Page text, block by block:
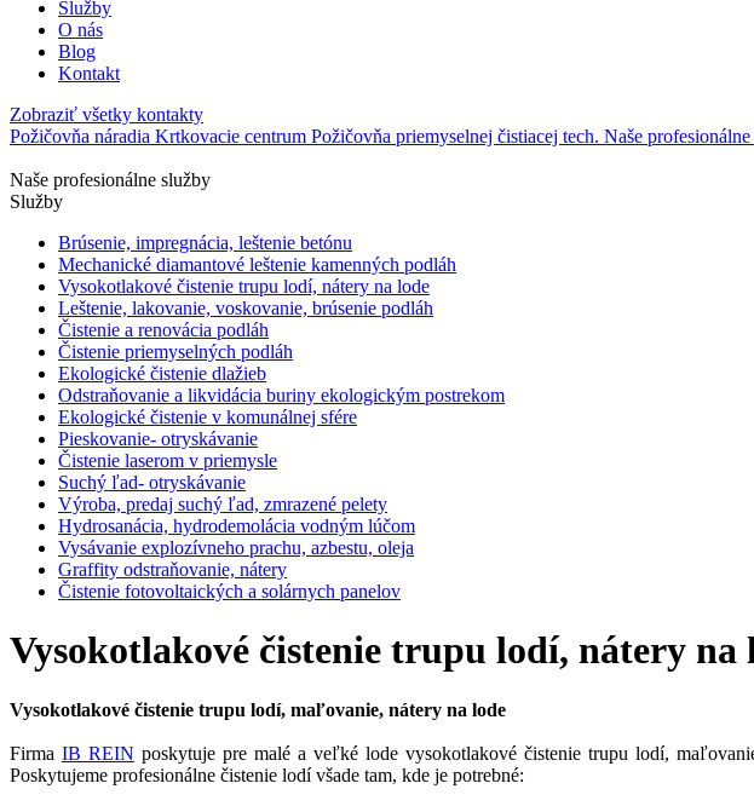
Služby
O nás
Blog
Kontakt
Zobraziť všetky kontakty
Požičovňa náradia Krtkovacie centrum Požičovňa priemyselnej čistiacej tech. Naše
Naše profesionálne služby
Služby
Brúsenie, impregnácia, leštenie betónu
Mechanické diamantové leštenie kamenných podláh
Vysokotlakové čistenie trupu lodí, nátery na lode
Leštenie, lakovanie, voskovanie, brúsenie podláh
Čistenie a renovácia podláh
Čistenie priemyselných podláh
Ekologické čistenie dlažieb
Odstraňovanie a likvidácia buriny ekologickým postrekom
Ekologické čistenie v komunálnej sfére
Pieskovanie- otryskávanie
Čistenie laserom v priemysle
Suchý ľad- otryskávanie
Výroba, predaj suchý ľad, zmrazené pelety
Hydrosanácia, hydrodemolácia vodným lúčom
Vysávanie explozívneho prachu, azbestu, oleja
Graffity odstraňovanie, nátery
Čistenie fotovoltaických a solárnych panelov
Vysokotlakové čistenie trupu lodí, nátery na
Vysokotlakové čistenie trupu lodí, maľovanie, nátery na lode
Firma IB REIN poskytuje pre malé a veľké lode vysokotlakové čistenie trupu lodí,
Poskytujeme profesionálne čistenie lodí všade tam, kde je potrebné: